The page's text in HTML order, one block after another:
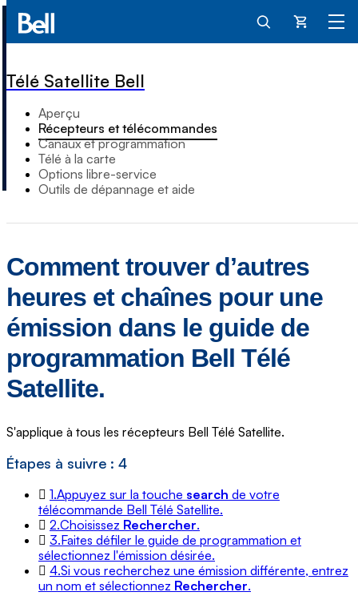
Panier
Télé Satellite Bell
Aperçu
Récepteurs et télécommandes
Canaux et programmation
Télé à la carte
Options libre-service
Outils de dépannage et aide
Comment trouver dʼautres
heures et chaînes pour une
émission dans le guide de
programmation Bell Télé
Satellite.
S'applique à tous les récepteurs Bell Télé Satellite.
Étapes à suivre : 4
1.Appuyez sur la touche search de votre
télécommande Bell Télé Satellite.
2.Choisissez Rechercher.
3.Faites défiler le guide de programmation et
sélectionnez l'émission désirée.
4.Si vous recherchez une émission différente, entrez
un nom et sélectionnez Rechercher.